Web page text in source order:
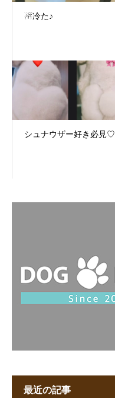
☃冷た♪
シュナウザー好き必見♡
最近の記事